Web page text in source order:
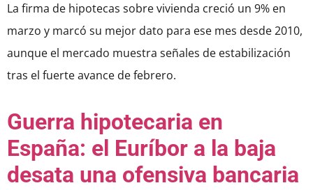
La firma de hipotecas sobre vivienda creció un 9% en
marzo y marcó su mejor dato para ese mes desde 2010,
aunque el mercado muestra señales de estabilización
tras el fuerte avance de febrero.
Guerra hipotecaria en
España: el Euríbor a la baja
desata una ofensiva bancaria